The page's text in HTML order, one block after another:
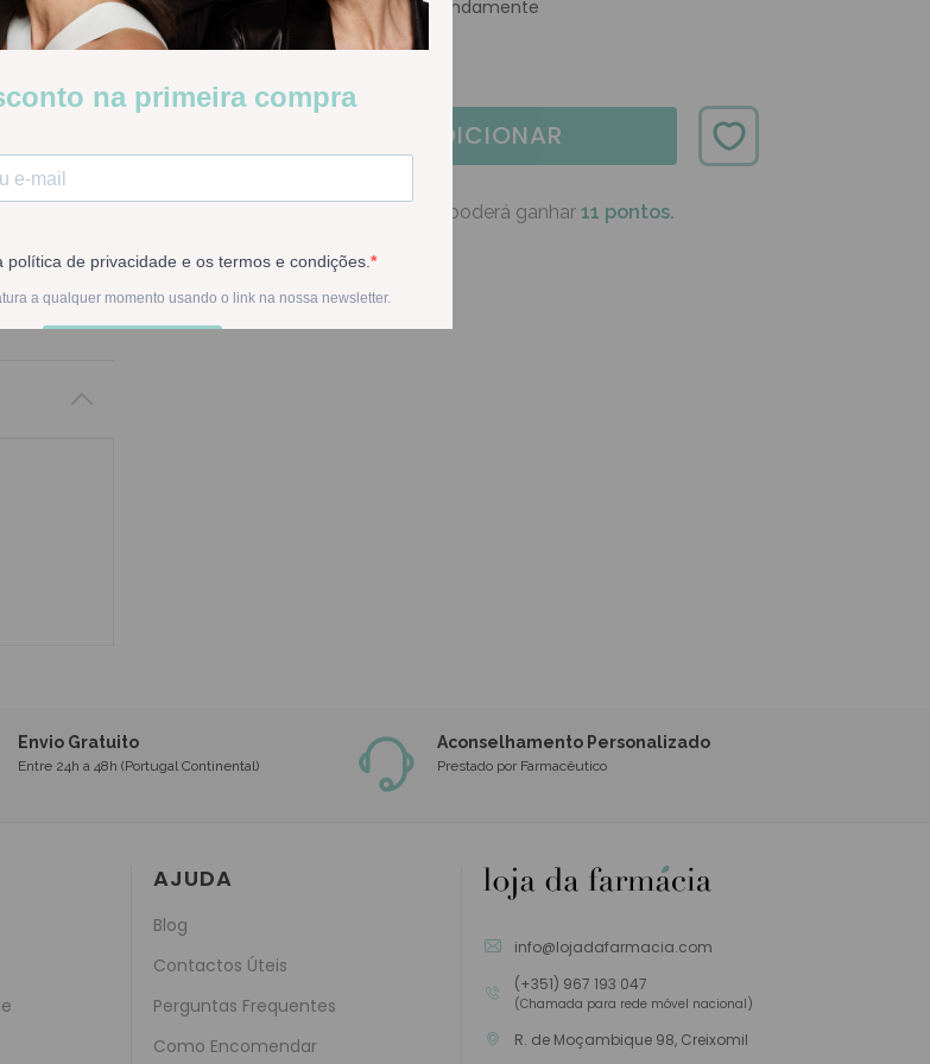
Atua hidratando os cabelos profundamente
ADICIONAR
Na compra deste produto poderá ganhar 11 pontos.
Envio Gratuito
Entre 24h a 48h (Portugal Continental)
Aconselhamento Personalizado
Prestado por Farmacêutico
AJUDA
Blog
Contactos Úteis
Perguntas Frequentes
Como Encomendar
info@lojadafarmacia.com
(+351) 967 193 047
(Chamada para rede móvel nacional)
R. de Moçambique 98, Creixomil